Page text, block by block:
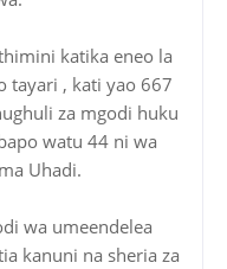
katika eneo la
tayari , kati yao 667
za mgodi huku
watu 44 ni wa
Uhadi.
wa umeendelea
kanuni na sheria za